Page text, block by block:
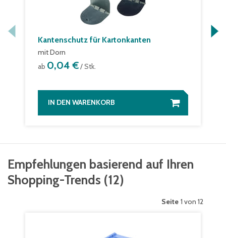
Kantenschutz für Kartonkanten
mit Dorn
ab 0,04 €/ Stk.
IN DEN WARENKORB
Empfehlungen basierend auf Ihren
Shopping-Trends (12)
Seite 1 von 12